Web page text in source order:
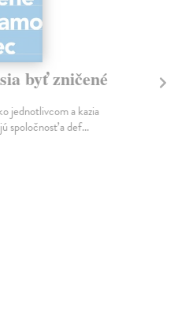
byť zničené
jednotlivcom a kazia
spoločnosť a def...